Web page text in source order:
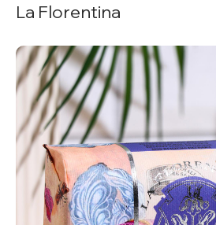
La Florentina